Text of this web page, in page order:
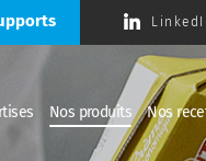
Nos produits Nos